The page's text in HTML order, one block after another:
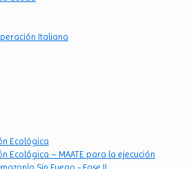
Italiana
Ecológica
Ecológica – MAATE para la ejecución